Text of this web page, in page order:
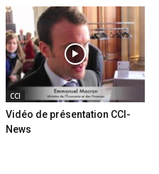
CCI
Vidéo de présentation CCI-
News